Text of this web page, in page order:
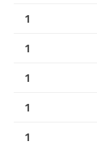
1
1
1
1
1